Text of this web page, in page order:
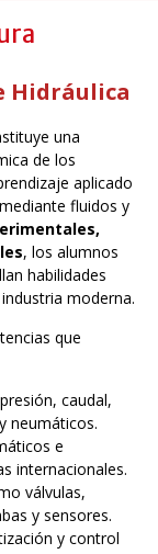
Hidráulica
una
de los
aplicado
fluidos y
, los alumnos
habilidades
moderna.
que
caudal,
neumáticos.
e
internacionales.
válvulas,
y sensores.
y control